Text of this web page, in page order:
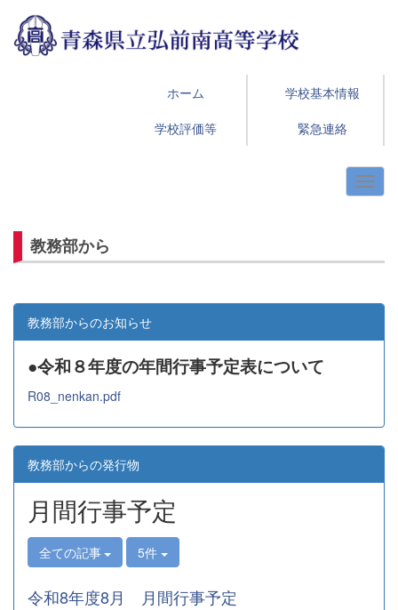
ホーム
学校基本情報
学校評価等
緊急連絡
教務部から
教務部からのお知らせ
●令和８年度の年間行事予定表について
R08_nenkan.pdf
教務部からの発行物
月間行事予定
全ての記事 5件
令和8年度8月 月間行事予定